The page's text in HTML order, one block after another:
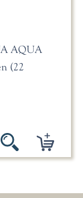
AQUA
(22